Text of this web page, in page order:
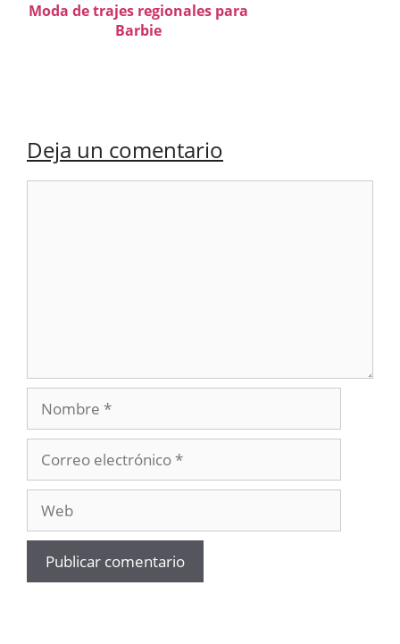
Moda de trajes regionales para
Barbie
Deja un comentario
Nombre
electrónico